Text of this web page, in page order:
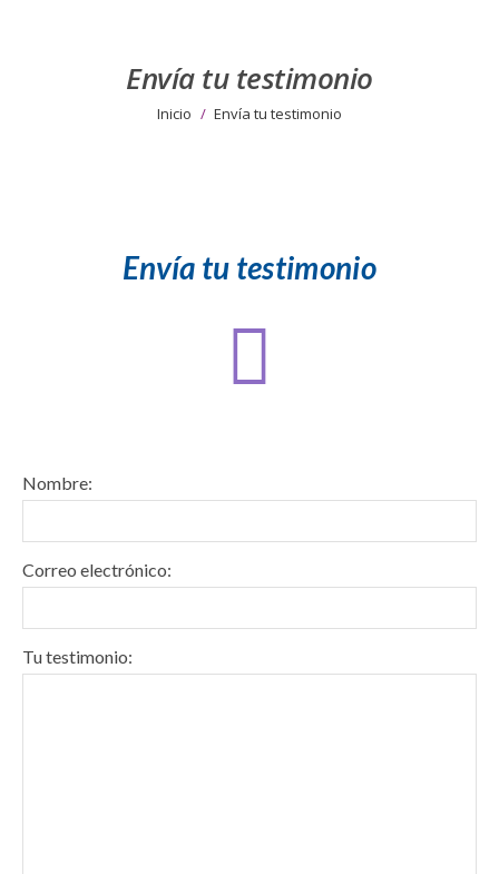
Envía tu testimonio
Estás aquí:
Inicio Envía tu testimonio
Envía tu testimonio
Nombre:
Correo electrónico:
Tu testimonio: